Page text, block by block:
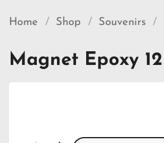
Home / Shop / Souvenirs /
Magnet Epoxy 12